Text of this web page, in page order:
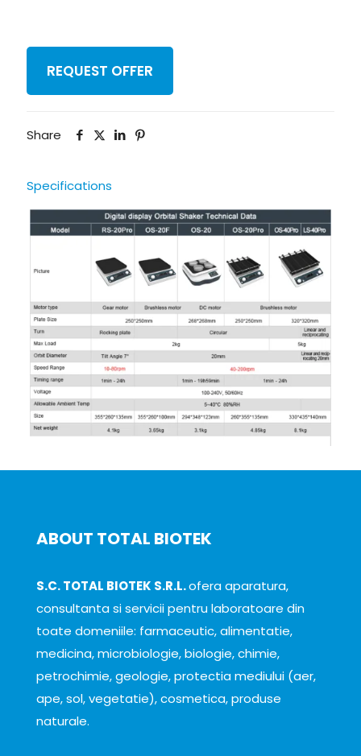
REQUEST OFFER
Share
Specifications
ABOUT TOTAL BIOTEK
S.C. TOTAL BIOTEK S.R.L.ofera aparatura,
consultanta si servicii pentru laboratoare din
toate domeniile: farmaceutic, alimentatie,
medicina, microbiologie, biologie, chimie,
petrochimie, geologie, protectia mediului (aer,
ape, sol, vegetatie), cosmetica, produse
naturale.